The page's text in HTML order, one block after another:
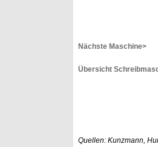
Nächste Maschine>
Übersicht
Quellen: Kunzmann,